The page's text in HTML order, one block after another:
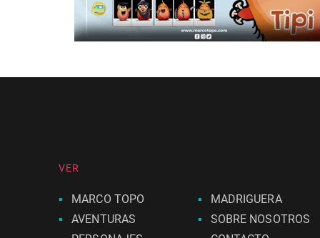
VER
MARCO TOPO
AVENTURAS
MADRIGUERA
SOBRE NOSOTROS